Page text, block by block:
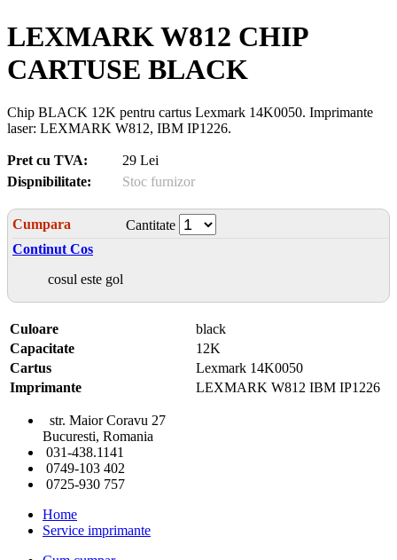
LEXMARK W812 CHIP
CARTUSE BLACK
Chip BLACK 12K pentru cartus Lexmark 14K0050. Imprimante
laser: LEXMARK W812, IBM IP1226.
Pret cu TVA:
29 Lei
Dispnibilitate:
Stoc furnizor
Cumpara
Cantitate
Continut Cos
cosul este gol
Culoare
black
Capacitate
12K
Cartus
Lexmark 14K0050
Imprimante
LEXMARK W812 IBM IP1226
str. Maior Coravu 27
Bucuresti, Romania
031-438.1141
0749-103 402
0725-930 757
Home
Service imprimante